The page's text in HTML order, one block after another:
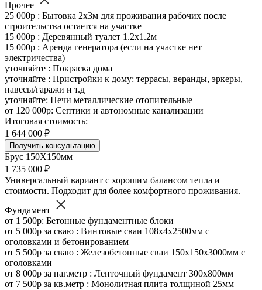
Прочее
25 000р : Бытовка 2х3м для проживания рабочих после
строительства остается на участке
15 000р : Деревянный туалет 1.2х1.2м
15 000р : Аренда генератора (если на участке нет
электричества)
уточняйте : Покраска дома
уточняйте : Пристройки к дому: террасы, веранды, эркеры,
навесы/гаражи и т.д
уточняйте: Печи металлические отопительные
от 120 000р: Септики и автономные канализации
Итоговая стоимость:
1 644 000 ₽
Получить консультацию
Брус 150Х150мм
1 735 000 ₽
Универсальный вариант с хорошим балансом тепла и
стоимости. Подходит для более комфортного проживания.
Фундамент
от 1 500р: Бетонные фундаментные блоки
от 5 000р за сваю : Винтовые сваи 108х4х2500мм с
оголовками и бетонированием
от 5 500р за сваю : Железобетонные сваи 150х150х3000мм с
оголовками
от 8 000р за паг.метр : Ленточный фундамент 300х800мм
от 7 500р за кв.метр : Монолитная плита толщиной 25мм